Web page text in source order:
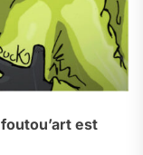
est